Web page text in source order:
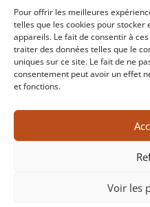
Pour offrir les meilleures
telles que les cookies pour
appareils. Le fait de consentir à
traiter des données telles que le
uniques sur ce site. Le fait de ne
consentement peut avoir un effet
et fonctions.
Voir les
←Précédent